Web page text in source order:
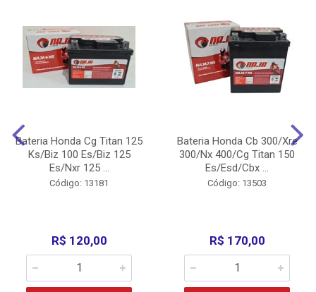
Bateria Honda Cg Titan 125
Ks/Biz 100 Es/Biz 125
Es/Nxr 125 ...
Código: 13181
R$ 120,00
Bateria Honda Cb 300/Xre
300/Nx 400/Cg Titan 150
Es/Esd/Cbx ...
Código: 13503
R$ 170,00